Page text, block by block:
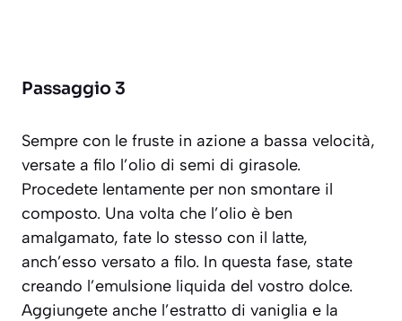
Passaggio 3
Sempre con le fruste in azione a bassa velocità,
versate a filo l’olio di semi di girasole.
Procedete lentamente per non smontare il
composto. Una volta che l’olio è ben
amalgamato, fate lo stesso con il latte,
anch’esso versato a filo. In questa fase, state
creando l’emulsione liquida del vostro dolce.
Aggiungete anche l’estratto di vaniglia e la